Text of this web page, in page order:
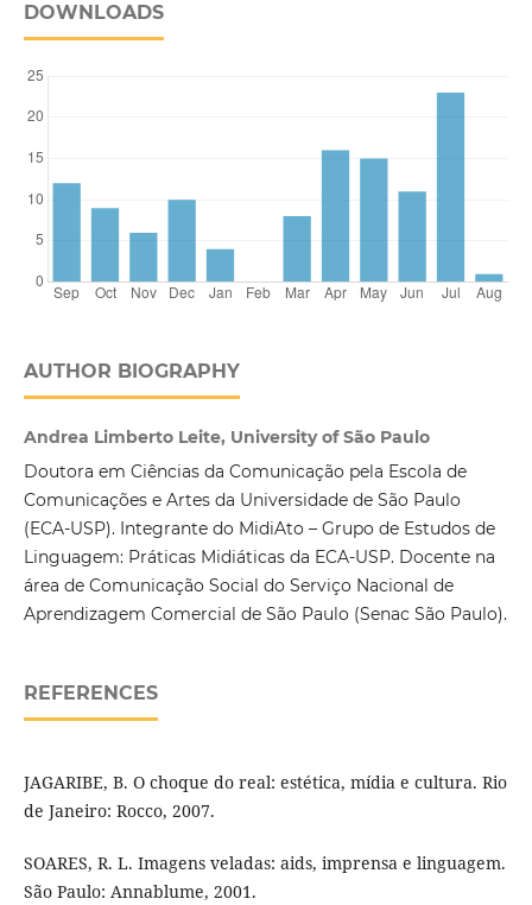
DOWNLOADS
AUTHOR BIOGRAPHY
Andrea Limberto Leite, University of São Paulo
Doutora em Ciências da Comunicação pela Escola de
Comunicações e Artes da Universidade de São Paulo
(ECA-USP). Integrante do MidiAto – Grupo de Estudos de
Linguagem: Práticas Midiáticas da ECA-USP. Docente na
área de Comunicação Social do Serviço Nacional de
Aprendizagem Comercial de São Paulo (Senac São Paulo).
REFERENCES
JAGARIBE, B. O choque do real: estética, mídia e cultura. Rio
de Janeiro: Rocco, 2007.
SOARES, R. L. Imagens veladas: aids, imprensa e linguagem.
São Paulo: Annablume, 2001.